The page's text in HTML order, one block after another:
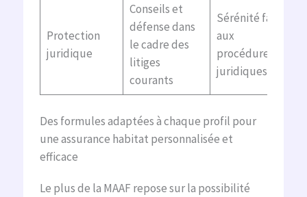
Protection
juridique
Conseils et
défense dans
le cadre des
litiges
courants
Sérénité face
aux
procédures
juridiques
Des formules adaptées à chaque profil pour
une assurance habitat personnalisée et
efficace
Le plus de la MAAF repose sur la possibilité